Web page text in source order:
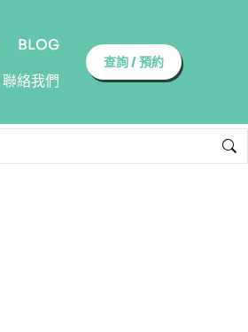
BLOG
聯絡我們
查詢 / 預約